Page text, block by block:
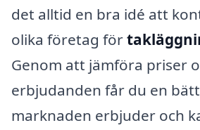
det alltid en bra idé att
olika företag för
Genom att jämföra priser
erbjudanden får du en
marknaden erbjuder och